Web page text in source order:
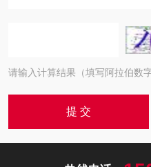
请输入计算结果（填写阿拉伯数